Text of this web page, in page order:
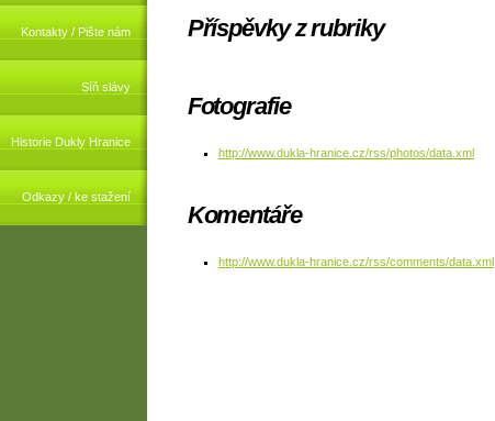
Kontakty / Pište nám
Síň slávy
Historie Dukly Hranice
Odkazy / ke stažení
Příspěvky z rubriky
Fotografie
http://www.dukla-hranice.cz/rss/photos/data.xml
Komentáře
http://www.dukla-hranice.cz/rss/comments/data.xml